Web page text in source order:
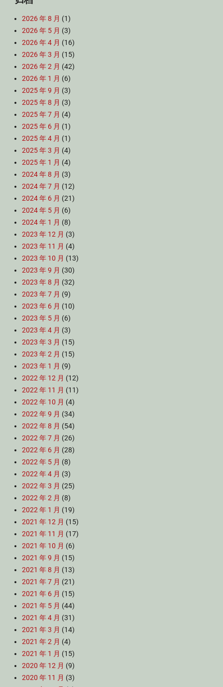
2026 年 8 月 (1)
2026 年 5 月 (3)
2026 年 4 月 (16)
2026 年 3 月 (15)
2026 年 2 月 (42)
2026 年 1 月 (6)
2025 年 9 月 (3)
2025 年 8 月 (3)
2025 年 7 月 (4)
2025 年 6 月 (1)
2025 年 4 月 (1)
2025 年 3 月 (4)
2025 年 1 月 (4)
2024 年 8 月 (3)
2024 年 7 月 (12)
2024 年 6 月 (21)
2024 年 5 月 (6)
2024 年 1 月 (8)
2023 年 12 月 (3)
2023 年 11 月 (4)
2023 年 10 月 (13)
2023 年 9 月 (30)
2023 年 8 月 (32)
2023 年 7 月 (9)
2023 年 6 月 (10)
2023 年 5 月 (6)
2023 年 4 月 (3)
2023 年 3 月 (15)
2023 年 2 月 (15)
2023 年 1 月 (9)
2022 年 12 月 (12)
2022 年 11 月 (11)
2022 年 10 月 (4)
2022 年 9 月 (34)
2022 年 8 月 (54)
2022 年 7 月 (26)
2022 年 6 月 (28)
2022 年 5 月 (8)
2022 年 4 月 (3)
2022 年 3 月 (25)
2022 年 2 月 (8)
2022 年 1 月 (19)
2021 年 12 月 (15)
2021 年 11 月 (17)
2021 年 10 月 (6)
2021 年 9 月 (15)
2021 年 8 月 (13)
2021 年 7 月 (21)
2021 年 6 月 (15)
2021 年 5 月 (44)
2021 年 4 月 (31)
2021 年 3 月 (14)
2021 年 2 月 (4)
2021 年 1 月 (15)
2020 年 12 月 (9)
2020 年 11 月 (3)